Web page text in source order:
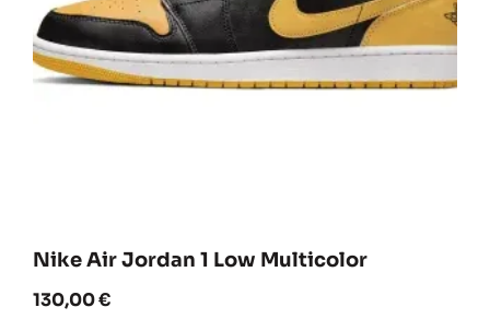
Nike Air Jordan 1 Low Multicolor
130,00€